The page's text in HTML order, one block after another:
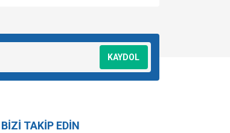
KAYDOL
BİZİ TAKİP EDİN